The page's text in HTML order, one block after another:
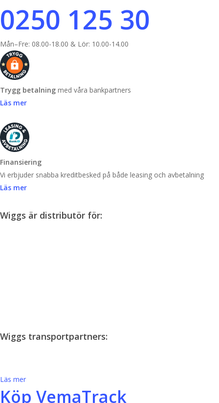
0250 125 30
Mån–Fre: 08.00-18.00 & Lör: 10.00-14.00
Trygg betalning med våra bankpartners
Läs mer
Finansiering
Vi erbjuder snabba kreditbesked på både leasing och avbetalning
Läs mer
Wiggs är distributör för:
Wiggs transportpartners:
Läs mer
Köp VemaTrack